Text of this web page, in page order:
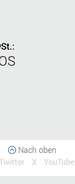
Nach oben
X YouTube